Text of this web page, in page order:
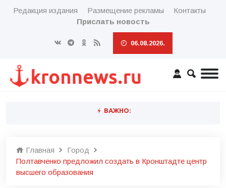
Редакция издания Размещение рекламы
Контакты
Прислать новость
06.08.2026.
ВАЖНО:
Главная
Город
Полтавченко предложил создать в Кронштадте центр
высшего образования